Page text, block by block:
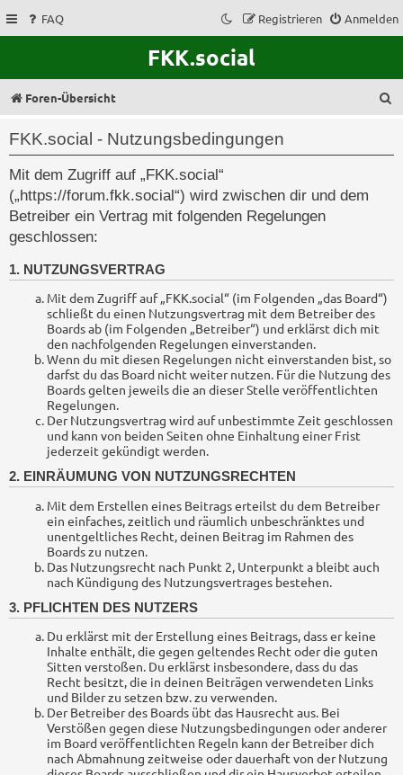
FAQ Anmelden
Registrieren
FKK.social
Foren-Übersicht
FKK.social - Nutzungsbedingungen
Mit dem Zugriff auf „FKK.social“
(„https://forum.fkk.social“) wird zwischen dir und dem
Betreiber ein Vertrag mit folgenden Regelungen
geschlossen:
1. NUTZUNGSVERTRAG
Mit dem Zugriff auf „FKK.social“ (im Folgenden „das Board“)
schließt du einen Nutzungsvertrag mit dem Betreiber des
Boards ab (im Folgenden „Betreiber“) und erklärst dich mit
den nachfolgenden Regelungen einverstanden.
Wenn du mit diesen Regelungen nicht einverstanden bist, so
darfst du das Board nicht weiter nutzen. Für die Nutzung des
Boards gelten jeweils die an dieser Stelle veröffentlichten
Regelungen.
Der Nutzungsvertrag wird auf unbestimmte Zeit geschlossen
und kann von beiden Seiten ohne Einhaltung einer Frist
jederzeit gekündigt werden.
2. EINRÄUMUNG VON NUTZUNGSRECHTEN
Mit dem Erstellen eines Beitrags erteilst du dem Betreiber
ein einfaches, zeitlich und räumlich unbeschränktes und
unentgeltliches Recht, deinen Beitrag im Rahmen des
Boards zu nutzen.
Das Nutzungsrecht nach Punkt 2, Unterpunkt a bleibt auch
nach Kündigung des Nutzungsvertrages bestehen.
3. PFLICHTEN DES NUTZERS
Du erklärst mit der Erstellung eines Beitrags, dass er keine
Inhalte enthält, die gegen geltendes Recht oder die guten
Sitten verstoßen. Du erklärst insbesondere, dass du das
Recht besitzt, die in deinen Beiträgen verwendeten Links
und Bilder zu setzen bzw. zu verwenden.
Der Betreiber des Boards übt das Hausrecht aus. Bei
Verstößen gegen diese Nutzungsbedingungen oder anderer
im Board veröffentlichten Regeln kann der Betreiber dich
nach Abmahnung zeitweise oder dauerhaft von der Nutzung